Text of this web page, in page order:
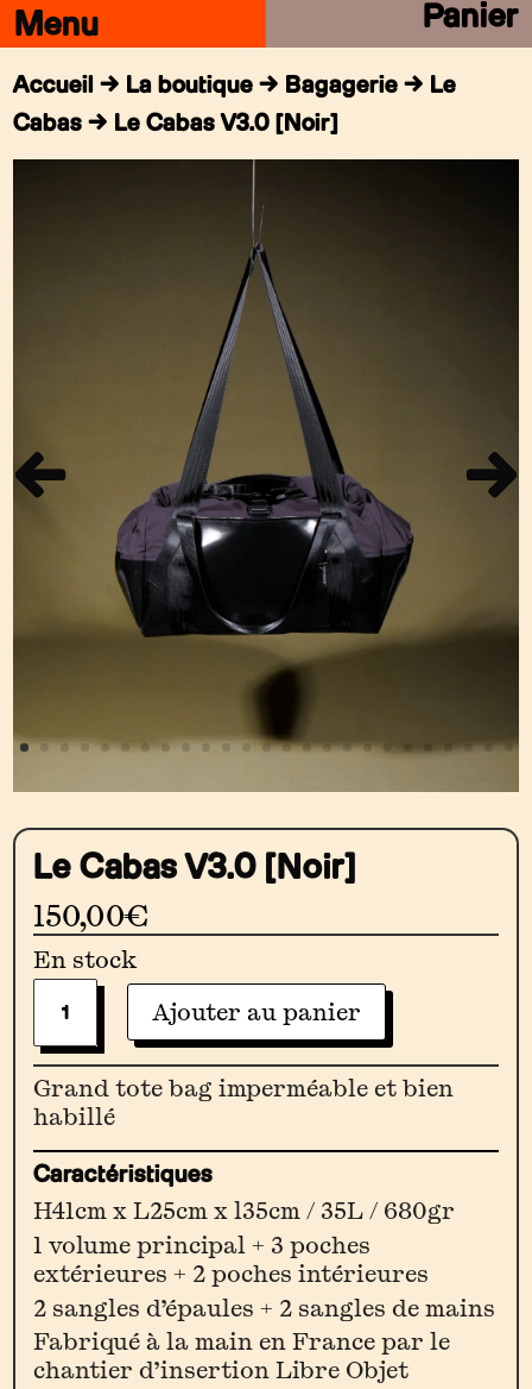
Panier
Accueil → La boutique → Bagagerie → Le
Cabas → Le Cabas V3.0 [Noir]
Le Cabas V3.0 [Noir]
150,00€
En stock
Le
Cabas
V3.0
[Noir]
Ajouter au panier
Grand tote bag imperméable et bien
habillé
Caractéristiques
H41cm x L25cm x l35cm / 35L / 680gr
1 volume principal + 3 poches
extérieures + 2 poches intérieures
2 sangles d’épaules + 2 sangles de mains
Fabriqué à la main en France par le
chantier d’insertion Libre Objet